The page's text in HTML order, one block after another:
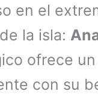
en el
la isla:
ofrece
con su